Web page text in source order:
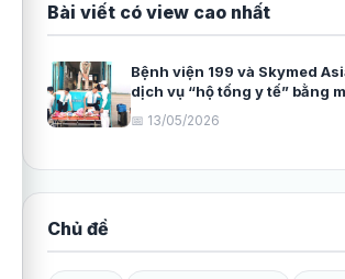
Bài viết có view cao nhất
Bệnh viện 199 và Skymed
dịch vụ “hộ tống y tế” bằng
📅 13/05/2026
Chủ đề